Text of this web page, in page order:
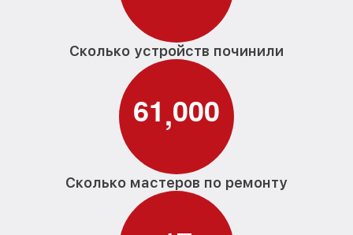
Сколько устройств починили
61,000
Сколько мастеров по ремонту